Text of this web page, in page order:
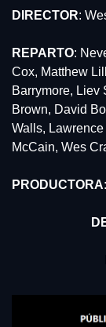
DIRECTOR:
REPARTO:
Cox, Matthew
Barrymore, Liev
Brown, David
Walls,
McCain, Wes
PRODUCTORA